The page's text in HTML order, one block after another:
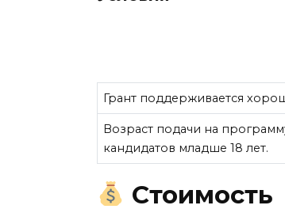
Грант поддерживается
Возраст подачи на
кандидатов младше 18 лет.
Стоимость